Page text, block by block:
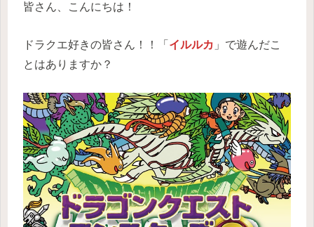
皆さん、こんにちは！
ドラクエ好きの皆さん！！「 イルルカ 」で遊んだこ
とはありますか？